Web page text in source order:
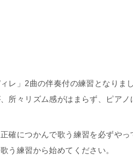
レ」2曲の伴奏付の練習となりまし
所々リズム感がはまらず、ピアノ
確につかんで歌う練習を必ずやっ
う練習から始めてください。